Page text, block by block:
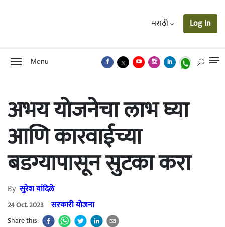
मराठी Log In
Menu
अभय योजनेचा लाभ घ्या
आणि कारवाईच्या
बडग्यापासून सुटका करा
Byसुरेश वांदिले
24 Oct. 2023 सरकारी योजना
Share this: